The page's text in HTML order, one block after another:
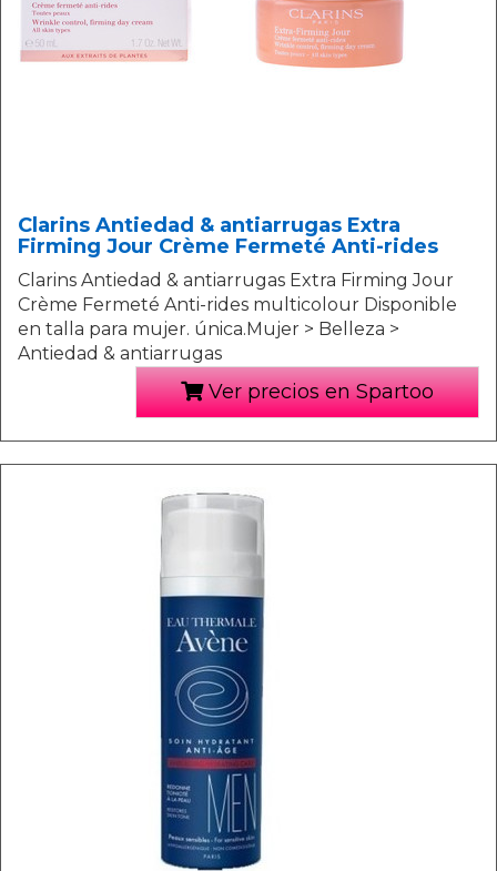
Clarins Antiedad & antiarrugas Extra
Firming Jour Crème Fermeté Anti-rides
Clarins Antiedad & antiarrugas Extra Firming Jour
Crème Fermeté Anti-rides multicolour Disponible
en talla para mujer. única.Mujer > Belleza >
Antiedad & antiarrugas
Ver precios en Spartoo